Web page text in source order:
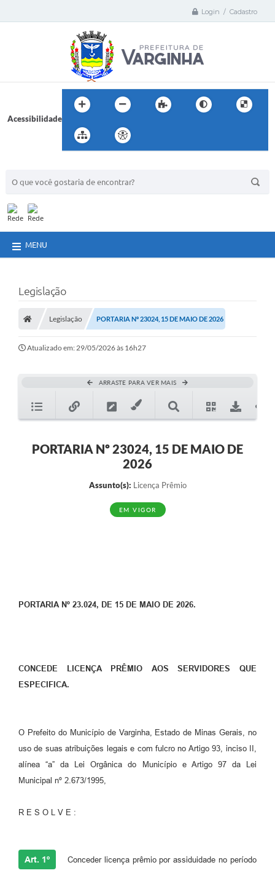
Login / Cadastro
Acessibilidade
MENU
Legislação
Legislação PORTARIA Nº 23024, 15 DE MAIO DE 2026
Atualizado em: 29/05/2026 às 16h27
ARRASTE PARA VER MAIS
PORTARIA Nº 23024, 15 DE MAIO DE
2026
Assunto(s): Licença Prêmio
EM VIGOR
PORTARIA Nº 23.024, DE 15 DE MAIO DE 2026.
CONCEDE LICENÇA PRÊMIO AOS SERVIDORES QUE
ESPECIFICA.
O Prefeito do Município de Varginha, Estado de Minas Gerais, no
uso de suas atribuições legais e com fulcro no Artigo 93, inciso II,
alínea “a” da Lei Orgânica do Município e Artigo 97 da Lei
Municipal nº 2.673/1995,
R E S O L V E :
Art. 1º Conceder licença prêmio por assiduidade no período